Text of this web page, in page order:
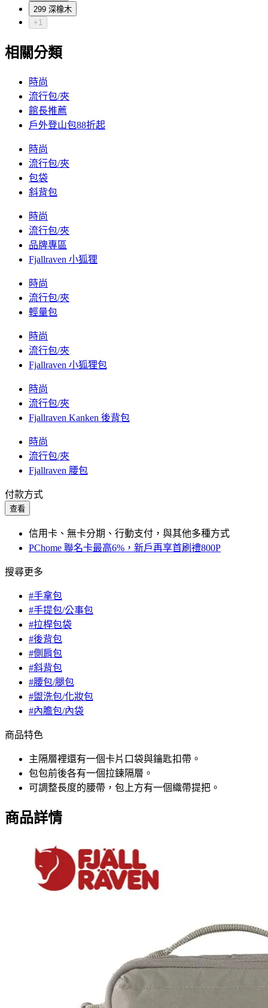
299 深橡木
+1
相關分類
時尚
流行包/夾
館長推薦
戶外登山包88折起
時尚
流行包/夾
包袋
斜背包
時尚
流行包/夾
品牌專區
Fjallraven 小狐狸
時尚
流行包/夾
輕量包
時尚
流行包/夾
Fjallraven 小狐狸包
時尚
流行包/夾
Fjallraven Kanken 後背包
時尚
流行包/夾
Fjallraven 腰包
付款方式
查看
信用卡、無卡分期、行動支付，與其他多種方式
PChome 聯名卡最高6%，新戶再享首刷禮800P
搜尋更多
#手拿包
#手提包/公事包
#拉桿包袋
#後背包
#側肩包
#斜背包
#腰包/腿包
#盥洗包/化妝包
#內膽包/內袋
商品特色
主隔層裡還有一個卡片口袋與鑰匙扣帶。
包包前後各有一個拉鍊隔層。
可調整長度的腰帶，包上方有一個織帶提把。
商品詳情